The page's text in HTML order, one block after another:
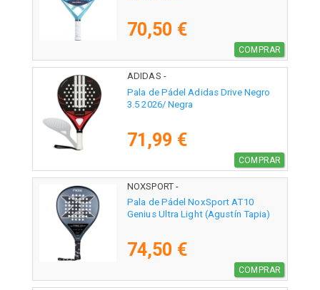
70,50 €
COMPRAR
ADIDAS -
Pala de Pádel Adidas Drive Negro
3.5 2026/ Negra
71,99 €
COMPRAR
NOXSPORT -
Pala de Pádel NoxSport AT10
Genius Ultra Light (Agustín Tapia)
74,50 €
COMPRAR